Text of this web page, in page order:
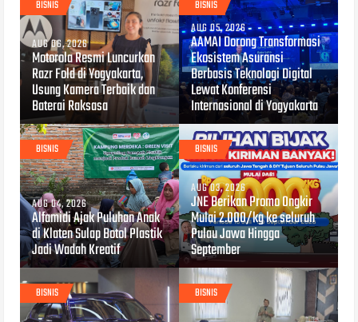
BISNIS
AUG 06, 2026
Motorola Resmi Luncurkan
Razr Fold di Yogyakarta,
Usung Kamera Terbaik dan
Baterai Raksasa
BISNIS
AUG 05, 2026
AAMAI Dorong Transformasi
Ekosistem Asuransi
Berbasis Teknologi Digital
Lewat Konferensi
Internasional di Yogyakarta
BISNIS
AUG 04, 2026
Alfamidi Ajak Puluhan Anak
di Klaten Sulap Botol Plastik
Jadi Wadah Kreatif
BISNIS
AUG 03, 2026
JNE Berikan Promo Ongkir
Mulai 2.000/kg ke seluruh
Pulau Jawa Hingga
September
BISNIS BISNIS